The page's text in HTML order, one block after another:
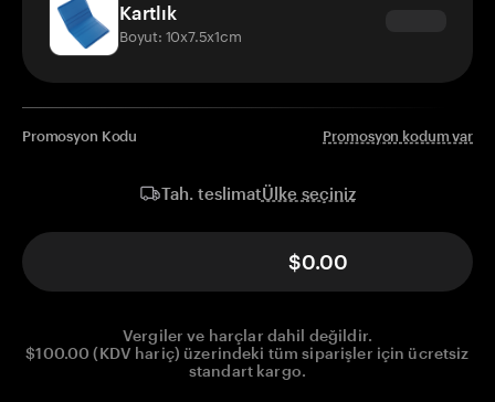
Kartlık
Boyut: 10x7.5x1cm
Promosyon Kodu Promosyon kodum var
Tah. teslimatÜlke seçiniz
$0.00
Vergiler ve harçlar dahil değildir.
$100.00 (KDV hariç) üzerindeki tüm siparişler için ücretsiz
standart kargo.